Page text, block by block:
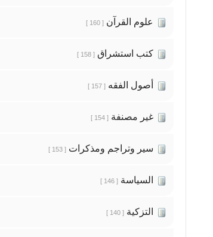
علوم القرآن [ 160 ]
كتب استشراق [ 158 ]
أصول الفقه [ 157 ]
غير مصنفة [ 154 ]
سير وتراجم ومذكرات [ 153 ]
السياسة [ 146 ]
التزكية [ 140 ]